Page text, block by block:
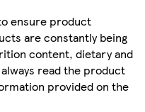
ensure product
are constantly being
content, dietary and
read the product
provided on the